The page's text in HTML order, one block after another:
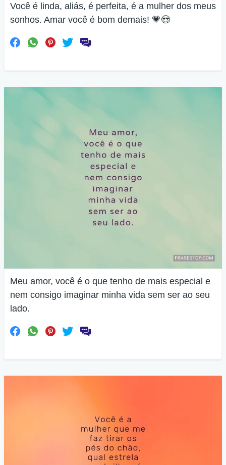
Você é linda, aliás, é perfeita, é a mulher dos meus
sonhos. Amar você é bom demais! 💗😍
Meu amor, você é o que tenho de mais especial e
nem consigo imaginar minha vida sem ser ao seu
lado.